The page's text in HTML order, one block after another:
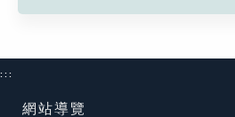
:::
網站導覽